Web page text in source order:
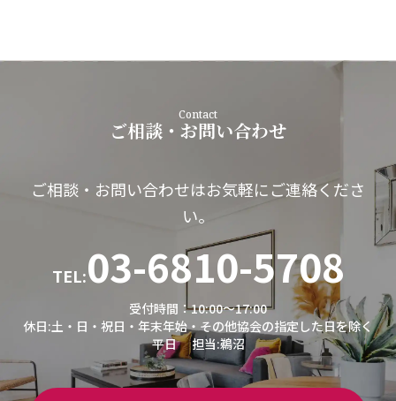
Contact
ご相談・お問い合わせ
ご相談・お問い合わせはお気軽にご連絡くださ
い。
TEL:03-6810-5708
受付時間：10:00～17:00
休日:土・日・祝日・年末年始・その他協会の指定した日を除く
平日
担当:鵜沼